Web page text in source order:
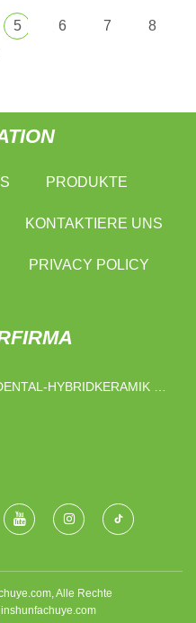
5 6 7 8
PRODUKTE
KONTAKTIERE UNS
PRIVACY POLICY
HYBRIDKERAMIK ZU
Alle Rechte